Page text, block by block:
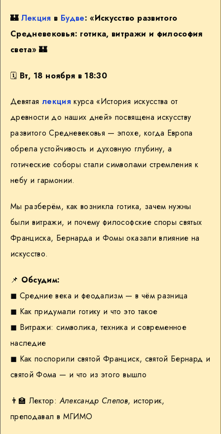
🏰 Лекция в Будве: «Искусство развитого
Средневековья: готика, витражи и философия
света» 🏰
🗓 Вт, 18 ноября в 18:30
Девятая лекциякурса «История искусства от
древности до наших дней» посвящена искусству
развитого Средневековья — эпохе, когда Европа
обрела устойчивость и духовную глубину, а
готические соборы стали символами стремления к
небу и гармонии.
Мы разберём, как возникла готика, зачем нужны
были витражи, и почему философские споры святых
Франциска, Бернарда и Фомы оказали влияние на
искусство.
📌 Обсудим:
◼︎ Средние века и феодализм — в чём разница
◼︎ Как придумали готику и что это такое
◼︎ Витражи: символика, техника и современное
наследие
◼︎ Как поспорили святой Франциск, святой Бернард и
святой Фома — и что из этого вышло
👨‍🏫 Лектор:Александр Слепов, историк,
преподавал в МГИМО